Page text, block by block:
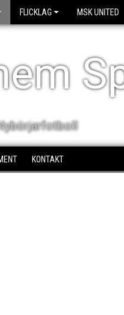
FLICKLAG MSK UNITED
KONTAKT